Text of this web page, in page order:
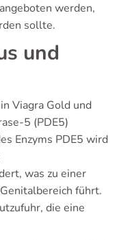
werden,
sollte.
und
Viagra Gold und
5 (PDE5)
Enzyms PDE5 wird
was zu einer
führt.
die eine